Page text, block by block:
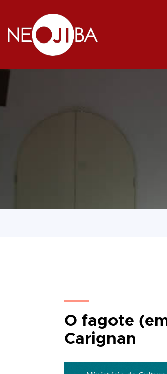
O fagote
Carignan